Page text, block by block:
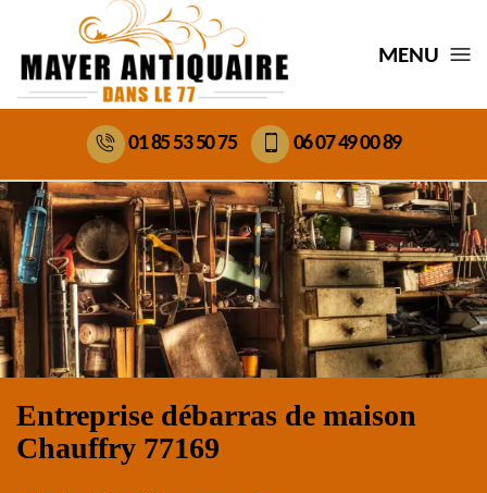
MENU
01 85 53 50 75 06 07 49 00 89
Entreprise débarras de maison
Chauffry 77169